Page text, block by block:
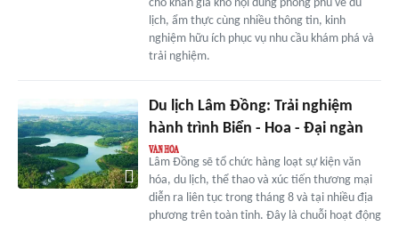
cho khán giả kho nội dung phong phú về du
lịch, ẩm thực cùng nhiều thông tin, kinh
nghiệm hữu ích phục vụ nhu cầu khám phá và
trải nghiệm.
Du lịch Lâm Đồng: Trải nghiệm
hành trình Biển - Hoa - Đại ngàn
Lâm Đồng sẽ tổ chức hàng loạt sự kiện văn
hóa, du lịch, thể thao và xúc tiến thương mại
diễn ra liên tục trong tháng 8 và tại nhiều địa
phương trên toàn tỉnh. Đây là chuỗi hoạt động